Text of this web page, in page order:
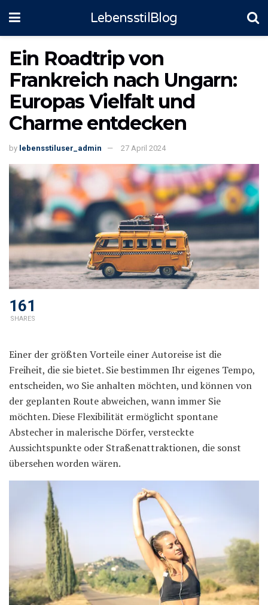
LebensstilBlog
Ein Roadtrip von
Frankreich nach Ungarn:
Europas Vielfalt und
Charme entdecken
by lebensstiluser_admin 27 April 2024
161
SHARES
Einer der größten Vorteile einer Autoreise ist die
Freiheit, die sie bietet. Sie bestimmen Ihr eigenes Tempo,
entscheiden, wo Sie anhalten möchten, und können von
der geplanten Route abweichen, wann immer Sie
möchten. Diese Flexibilität ermöglicht spontane
Abstecher in malerische Dörfer, versteckte
Aussichtspunkte oder Straßenattraktionen, die sonst
übersehen worden wären.